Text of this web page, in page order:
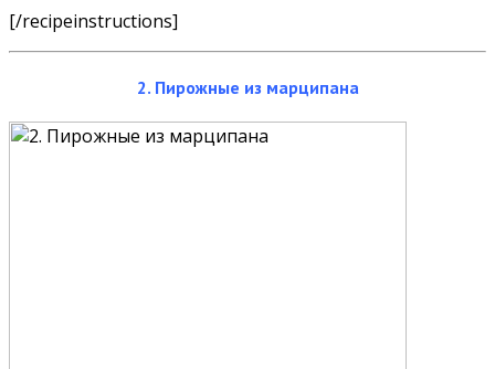
[/recipeinstructions]
2. Пирожные из марципана